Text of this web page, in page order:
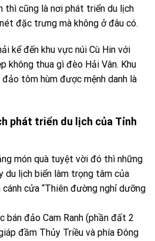
thì cũng là nơi phát triển du lịch
đặc trưng mà không ở đâu có.
kể đến khu vực núi Cù Hin với
không thua gì đèo Hải Vân. Khu
tôm hùm được mệnh danh là
phát triển du lịch của Tỉnh
món quà tuyệt vời đó thì những
du lịch biển làm trọng tâm của
cửa “Thiên đường nghỉ dưỡng
bán đảo Cam Ranh (phần đất 2
đầm Thủy Triều và phía Đông